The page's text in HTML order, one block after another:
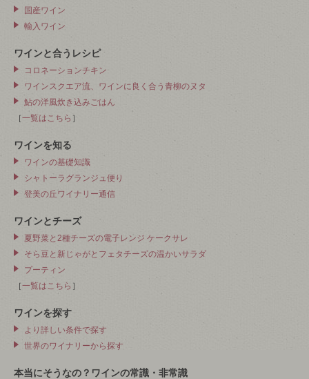
国産ワイン
輸入ワイン
ワインと合うレシピ
コロネーションチキン
ワインスクエア流、ワインに良く合う青柳のヌタ
鮎の洋風炊き込みごはん
［一覧はこちら ］
ワインを知る
ワインの基礎知識
シャトーラグランジュ便り
登美の丘ワイナリー通信
ワインとチーズ
夏野菜と2種チーズの電子レンジ ケークサレ
そら豆と新じゃがとフェタチーズの温かいサラダ
プーティン
［一覧はこちら ］
ワインを探す
より詳しい条件で探す
世界のワイナリーから探す
本当にそうなの？ワインの常識・非常識